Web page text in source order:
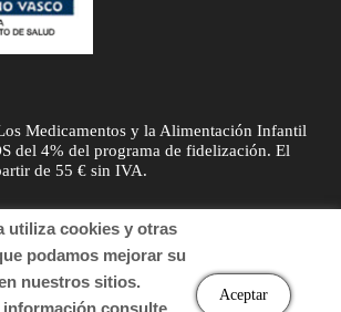
Medicamentos y la Alimentación Infantil
del 4% del programa de fidelización. El
de 55 € sin IVA.
cookies y otras
podamos mejorar su
nuestros sitios.
consulte
Aceptar
SogifaryDTD Soluciones
. Derechos de autor
2022 Farmacia.